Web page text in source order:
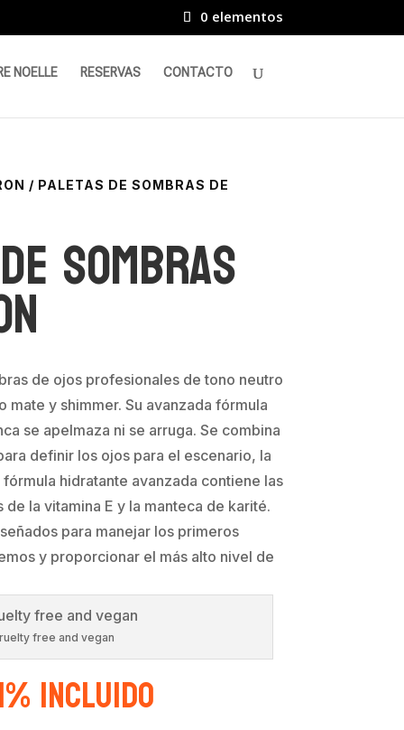
0 elementos
NOELLE RESERVAS CONTACTO
/ PALETAS DE SOMBRAS DE
sombras
de ojos profesionales de tono neutro
mate y shimmer. Su avanzada fórmula
se apelmaza ni se arruga. Se combina
definir los ojos para el escenario, la
hidratante avanzada contiene las
la vitamina E y la manteca de karité.
para manejar los primeros
y proporcionar el más alto nivel de
free and vegan
Incluido